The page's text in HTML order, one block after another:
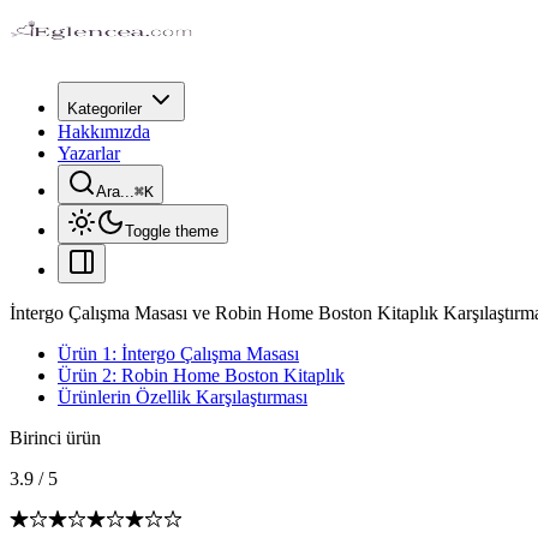
Kategoriler
Hakkımızda
Yazarlar
Ara...⌘K
Toggle theme
İntergo Çalışma Masası ve Robin Home Boston Kitaplık
Ürün 1: İntergo Çalışma Masası
Ürün 2: Robin Home Boston Kitaplık
Ürünlerin Özellik Karşılaştırması
Birinci ürün
3.9 / 5